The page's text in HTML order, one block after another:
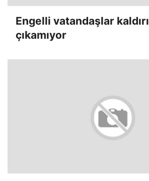
Engelli vatandaşlar
çıkamıyor